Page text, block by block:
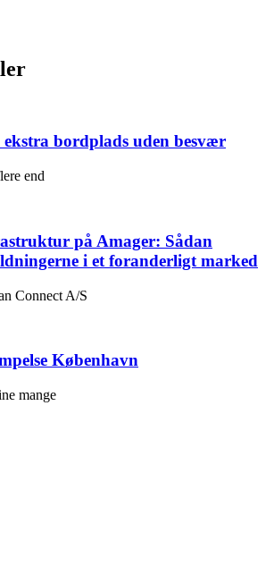
bordplads uden besvær
end
på Amager: Sådan
i et foranderligt marked
Connect A/S
København
mange